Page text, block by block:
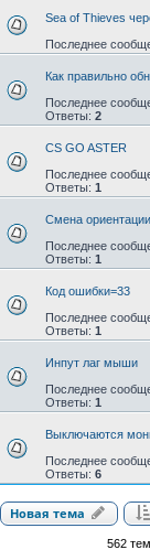
Sea of Thieves
Последнее
Как правильно
Последнее
Ответы: 2
CS GO ASTER
Последнее
Ответы: 1
Смена ориентации
Последнее
Ответы: 1
Код ошибки=33
Последнее
Ответы: 1
Инпут лаг мыши
Последнее
Ответы: 1
Выключаются
Последнее
Ответы: 6
Новая тема
562